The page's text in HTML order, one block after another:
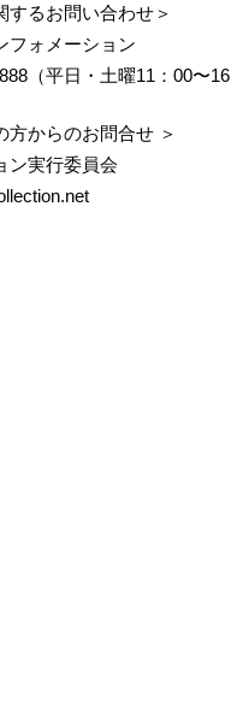
するお問い合わせ＞
フォメーション
（平日・土曜11：00〜16
方からのお問合せ ＞
ン実行委員会